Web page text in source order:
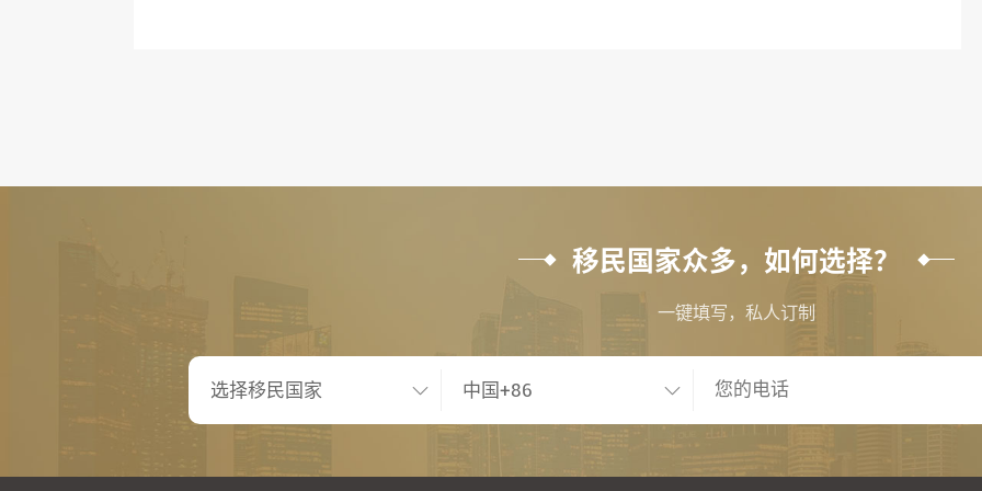
移民国家众多，如何选择？
一键填写，私人订制